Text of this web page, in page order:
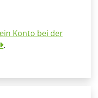
Konto bei der
.